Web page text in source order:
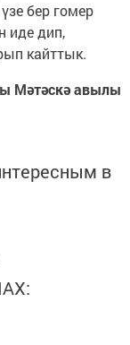
бер гомер
иде дип,
кайттык.
Мәтәскә авылы
в